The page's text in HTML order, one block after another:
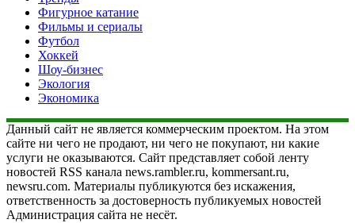
Фигурное катание
Фильмы и сериалы
Футбол
Хоккей
Шоу-бизнес
Экология
Экономика
Данный сайт не является коммерческим проектом. На этом
сайте ни чего не продают, ни чего не покупают, ни какие
услуги не оказываются. Сайт представляет собой ленту
новостей RSS канала news.rambler.ru, kommersant.ru,
newsru.com. Материалы публикуются без искажения,
ответственность за достоверность публикуемых новостей
Администрация сайта не несёт.